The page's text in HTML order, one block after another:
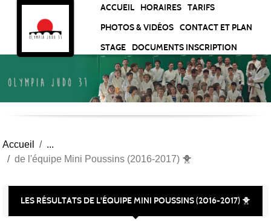
ACCUEIL HORAIRES
TARIFS
PHOTOS & VIDÉOS
CONTACT ET PLAN
STAGE
DOCUMENTS INSCRIPTION
Accueil
de l'équipe Mini Poussins (2016-2017) 🐥
LES RÉSULTATS DE L'ÉQUIPE MINI POUSSINS (2016-2017) 🐥
Panneau de gestion des cookies